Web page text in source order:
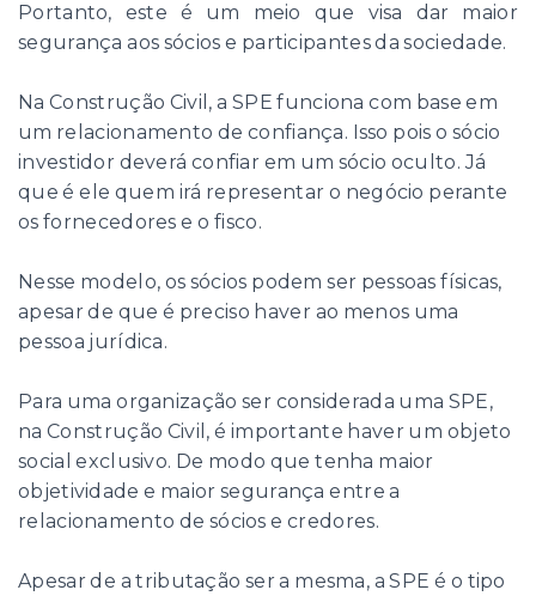
Portanto, este é um meio que visa dar maior
segurança aos sócios e participantes da sociedade.
Na Construção Civil, a SPE funciona com base em
um relacionamento de confiança. Isso pois o sócio
investidor deverá confiar em um sócio oculto. Já
que é ele quem irá representar o negócio perante
os fornecedores e o fisco.
Nesse modelo, os sócios podem ser pessoas físicas,
apesar de que é preciso haver ao menos uma
pessoa jurídica.
Para uma organização ser considerada uma SPE,
na Construção Civil, é importante haver um objeto
social exclusivo. De modo que tenha maior
objetividade e maior segurança entre a
relacionamento de sócios e credores.
Apesar de a tributação ser a mesma, a SPE é o tipo